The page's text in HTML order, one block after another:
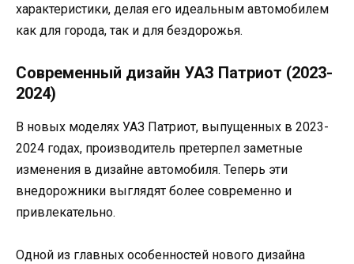
характеристики, делая его идеальным автомобилем
как для города, так и для бездорожья.
Современный дизайн УАЗ Патриот (2023-
2024)
В новых моделях УАЗ Патриот, выпущенных в 2023-
2024 годах, производитель претерпел заметные
изменения в дизайне автомобиля. Теперь эти
внедорожники выглядят более современно и
привлекательно.
Одной из главных особенностей нового дизайна